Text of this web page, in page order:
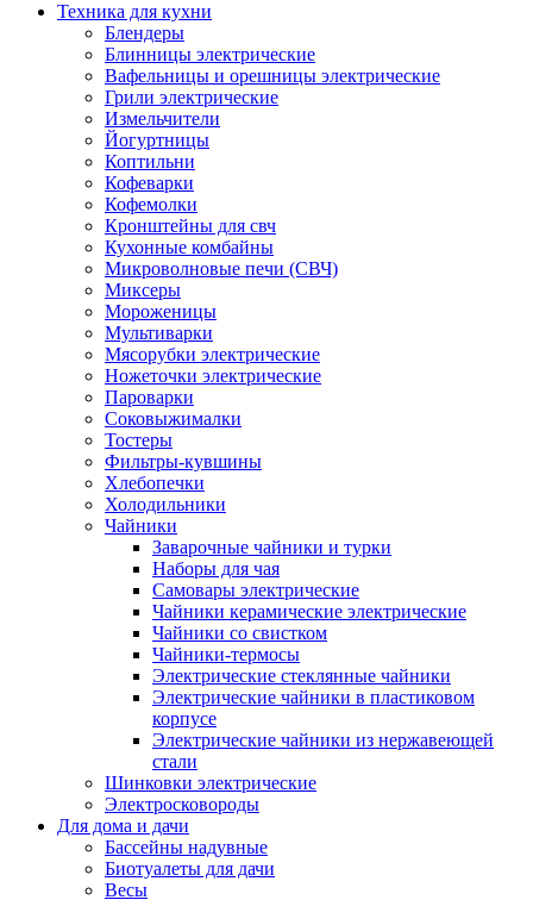
Техника для кухни
Блендеры
Блинницы электрические
Вафельницы и орешницы электрические
Грили электрические
Измельчители
Йогуртницы
Коптильни
Кофеварки
Кофемолки
Кронштейны для свч
Кухонные комбайны
Микроволновые печи (СВЧ)
Миксеры
Мороженицы
Мультиварки
Мясорубки электрические
Ножеточки электрические
Пароварки
Соковыжималки
Тостеры
Фильтры-кувшины
Хлебопечки
Холодильники
Чайники
Заварочные чайники и турки
Наборы для чая
Самовары электрические
Чайники керамические электрические
Чайники со свистком
Чайники-термосы
Электрические стеклянные чайники
Электрические чайники в пластиковом
корпусе
Электрические чайники из нержавеющей
стали
Шинковки электрические
Электросковороды
Для дома и дачи
Бассейны надувные
Биотуалеты для дачи
Весы